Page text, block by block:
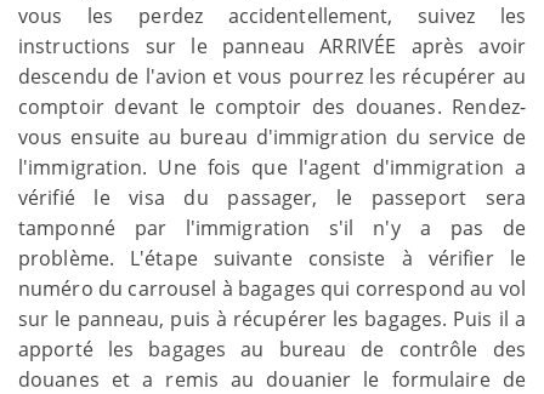
vous les perdez accidentellement, suivez les
instructions sur le panneau ARRIVÉE après avoir
descendu de l'avion et vous pourrez les récupérer au
comptoir devant le comptoir des douanes. Rendez-
vous ensuite au bureau d'immigration du service de
l'immigration. Une fois que l'agent d'immigration a
vérifié le visa du passager, le passeport sera
tamponné par l'immigration s'il n'y a pas de
problème. L'étape suivante consiste à vérifier le
numéro du carrousel à bagages qui correspond au vol
sur le panneau, puis à récupérer les bagages. Puis il a
apporté les bagages au bureau de contrôle des
douanes et a remis au douanier le formulaire de